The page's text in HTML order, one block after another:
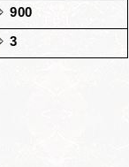
900
3